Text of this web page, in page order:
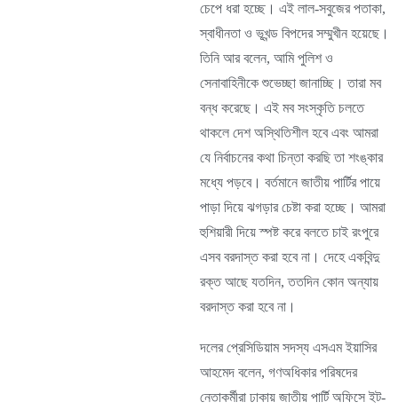
চেপে ধরা হচ্ছে। এই লাল-সবুজের পতাকা,
স্বাধীনতা ও ভূখন্ড বিপদের সম্মুখীন হয়েছে।
তিনি আর বলেন, আমি পুলিশ ও
সেনাবাহিনীকে শুভেচ্ছা জানাচ্ছি। তারা মব
বন্ধ করেছে। এই মব সংস্কৃতি চলতে
থাকলে দেশ অস্থিতিশীল হবে এবং আমরা
যে নির্বাচনের কথা চিন্তা করছি তা শংঙ্কার
মধ্যে পড়বে। বর্তমানে জাতীয় পার্টির পায়ে
পাড়া দিয়ে ঝগড়ার চেষ্টা করা হচ্ছে। আমরা
হুশিয়ারী দিয়ে স্পষ্ট করে বলতে চাই রংপুরে
এসব বরদাস্ত করা হবে না। দেহে একবিন্দু
রক্ত আছে যতদিন, ততদিন কোন অন্যায়
বরদাস্ত করা হবে না।
দলের প্রেসিডিয়াম সদস্য এসএম ইয়াসির
আহমেদ বলেন, গণঅধিকার পরিষদের
নেতাকর্মীরা ঢাকায় জাতীয় পার্টি অফিসে ইট-